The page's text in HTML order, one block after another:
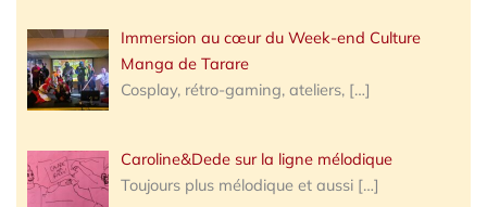
Immersion au cœur du Week-end Culture
Manga de Tarare
Cosplay, rétro-gaming, ateliers, […]
Caroline&Dede sur la ligne mélodique
Toujours plus mélodique et aussi […]